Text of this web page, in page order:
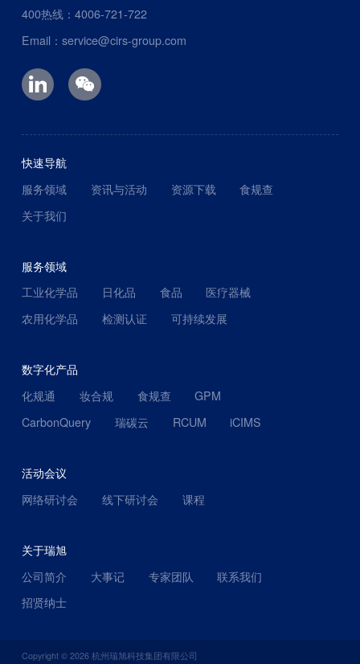
400热线：4006-721-722
Email：service@cirs-group.com
快速导航
服务领域
资讯与活动 资源下载
食规查
关于我们
服务领域
工业化学品
日化品 食品
医疗器械
农用化学品
检测认证 可持续发展
数字化产品
化规通
妆合规 食规查
GPM
CarbonQuery
瑞碳云 RCUM iCIMS
活动会议
网络研讨会
线下研讨会 课程
关于瑞旭
公司简介
大事记 专家团队
联系我们
招贤纳士
Copyright © 2026杭州瑞旭科技集团有限公司